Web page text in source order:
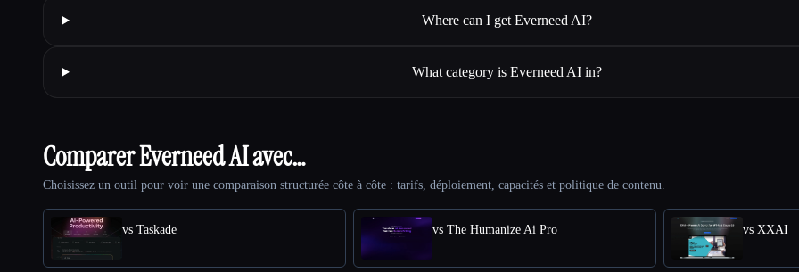
Where can I get Everneed AI?
What category is Everneed AI in?
Comparer Everneed AI avec…
Choisissez un outil pour voir une comparaison structurée côte à côte : tarifs, déploiement, capacités et politique de contenu.
vs Taskade vs The Humanize Ai Pro vs XXAI